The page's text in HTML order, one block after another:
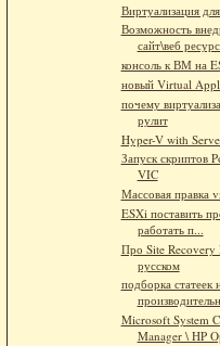
Виртуализация
Возможность
сайт\веб
консоль к ВМ на
новый Virtual
почему
рулит
Hyper-V with
Запуск скриптов
VIC
Массовая правка
ESXi поставить
работать п...
Про Site Recovery
русском
подборка статеек
Microsoft System
Manager \ HP